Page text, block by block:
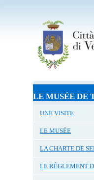
LE MUSÉE DE
UNE VISITE
LE MUSÉE
LA CHARTE DE
LE RÈGLEMENT